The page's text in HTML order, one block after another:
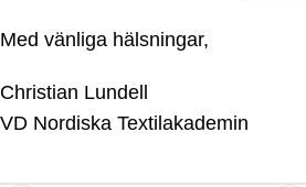
Med vänliga hälsningar,
Christian Lundell
VD Nordiska Textilakademin